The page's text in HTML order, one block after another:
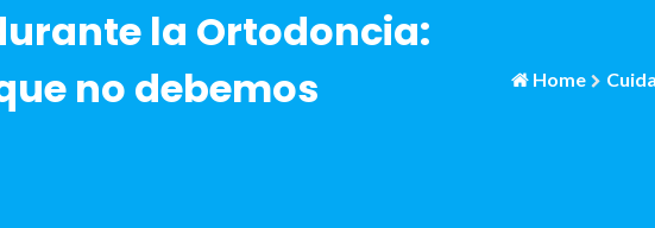
la Ortodoncia:
no debemos
Home